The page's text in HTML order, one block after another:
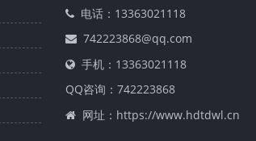
电话：13363021118
742223868@qq.com
手机：13363021118
QQ咨询： 742223868
网址：https://www.hdtdwl.cn